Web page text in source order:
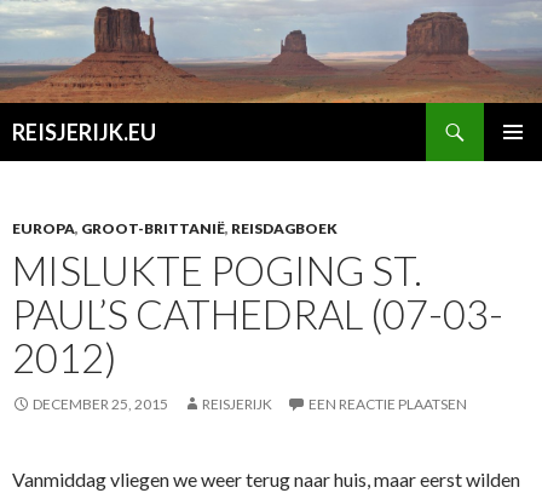
REISJERIJK.EU
EUROPA, GROOT-BRITTANIË, REISDAGBOEK
MISLUKTE POGING ST.
PAUL’S CATHEDRAL (07-03-
2012)
DECEMBER 25, 2015 REISJERIJK EEN REACTIE PLAATSEN
Vanmiddag vliegen we weer terug naar huis, maar eerst wilden